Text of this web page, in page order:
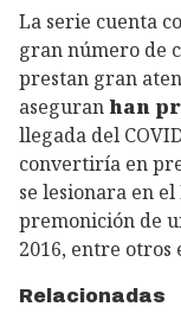
La serie cuenta
gran número de
prestan gran
aseguran han
llegada del
convertiría en
se lesionara en
premonición de
2016, entre otros
Relacionadas